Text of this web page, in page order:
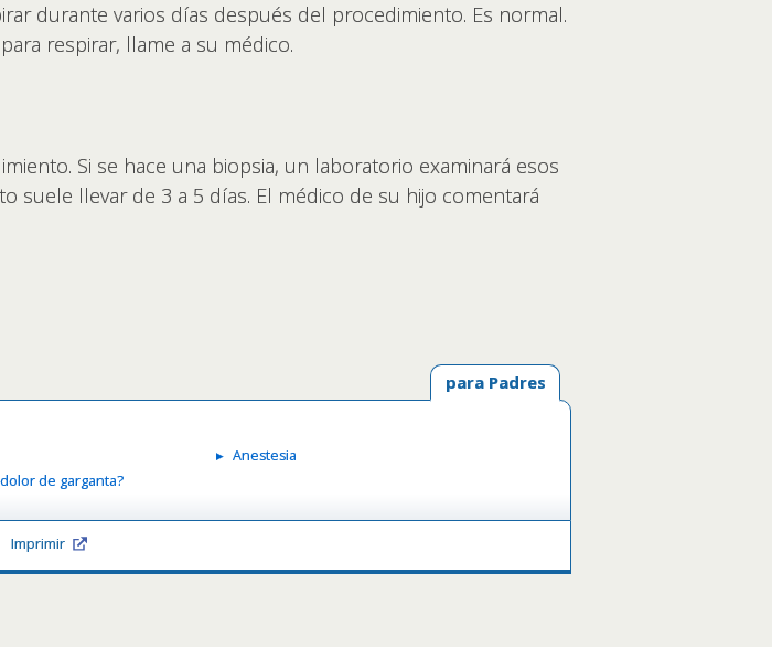
durante varios días después del procedimiento. Es normal.
respirar, llame a su médico.
Si se hace una biopsia, un laboratorio examinará esos
suele llevar de 3 a 5 días. El médico de su hijo comentará
para Padres
de garganta?
Anestesia
Imprimir